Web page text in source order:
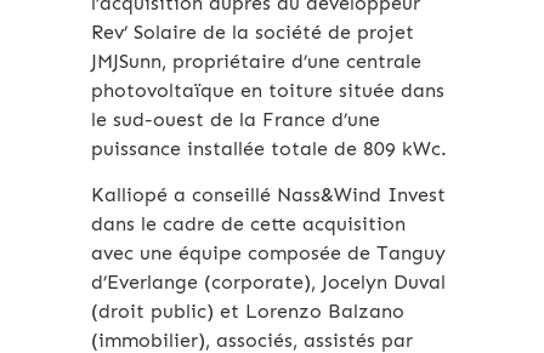
Rev’ Solaire de la société de projet
JMJSunn, propriétaire d’une centrale
photovoltaïque en toiture située dans
le sud-ouest de la France d’une
puissance installée totale de 809 kWc.
Kalliopé a conseillé Nass&Wind Invest
dans le cadre de cette acquisition
avec une équipe composée de Tanguy
d’Everlange (corporate), Jocelyn Duval
(droit public) et Lorenzo Balzano
(immobilier), associés, assistés par